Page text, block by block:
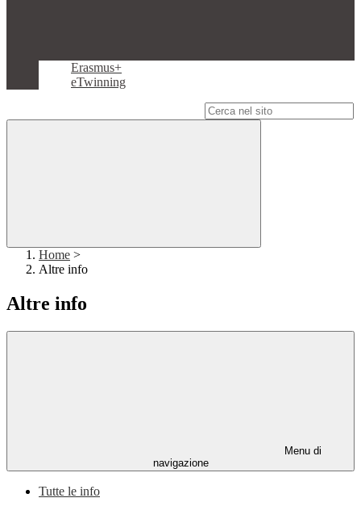
Erasmus+
eTwinning
Home >
Altre info
Altre info
Menu di
navigazione
Tutte le info